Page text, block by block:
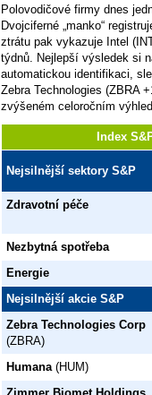
Polovodičové firmy dnes
Dvojciferné „manko“
ztrátu pak vykazuje Intel
týdnů. Nejlepší výsledek si
automatickou identifikaci,
Zebra Technologies (ZBRA
zvýšeném celoročním
Index
Nejsilnější sektory S&P
Zdravotní péče
Nezbytná spotřeba
Energie
Nejsilnější akcie S&P
Zebra Technologies Corp
(ZBRA)
Humana (HUM)